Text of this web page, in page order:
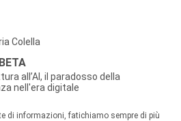
Colella
all’AI, il paradosso della
nell'era digitale
di informazioni, fatichiamo sempre di più